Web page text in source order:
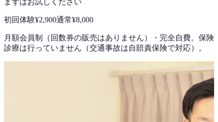
まずはお試しください
初回体験¥2,900通常¥8,000
月額会員制（回数券の販売はありません） ・ 完全自費。保険
診療は行っていません（交通事故は自賠責保険で対応）。